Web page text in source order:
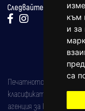
към
и за
са
Следвайте ни:
Печатното издание на
класификатор на
агенция за ISSN) под